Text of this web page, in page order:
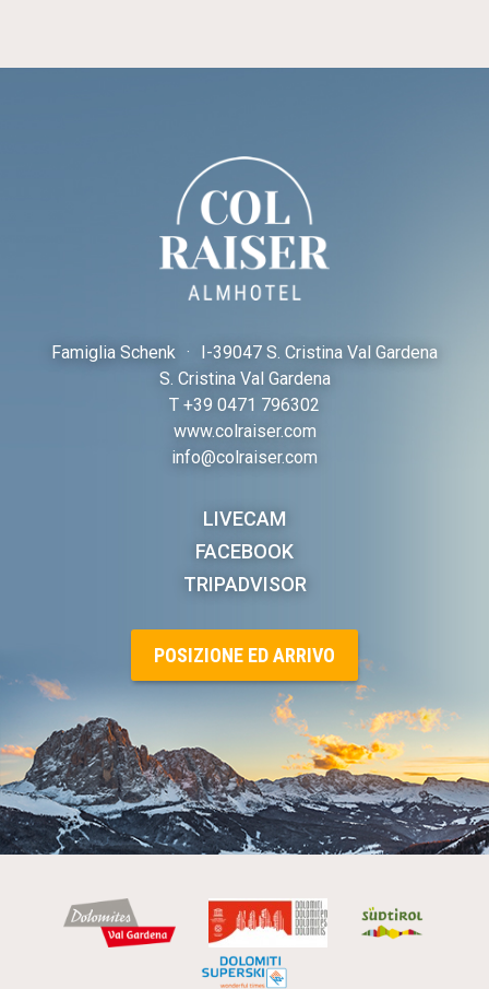
Famiglia Schenk · I-39047 S. Cristina Val Gardena
S. Cristina Val Gardena
T +39 0471 796302
www.colraiser.com
info@colraiser.com
LIVECAM
FACEBOOK
TRIPADVISOR
POSIZIONE ED ARRIVO